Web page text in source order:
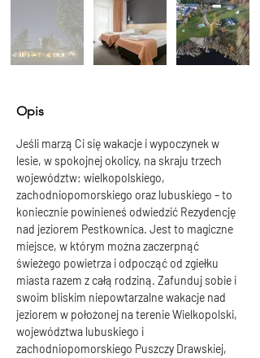
Opis
Jeśli marzą Ci się wakacje i wypoczynek w
lesie, w spokojnej okolicy, na skraju trzech
województw: wielkopolskiego,
zachodniopomorskiego oraz lubuskiego – to
koniecznie powinieneś odwiedzić Rezydencję
nad jeziorem Pestkownica. Jest to magiczne
miejsce, w którym można zaczerpnąć
świeżego powietrza i odpocząć od zgiełku
miasta razem z całą rodziną. Zafunduj sobie i
swoim bliskim niepowtarzalne wakacje nad
jeziorem w położonej na terenie Wielkopolski,
województwa lubuskiego i
zachodniopomorskiego Puszczy Drawskiej,